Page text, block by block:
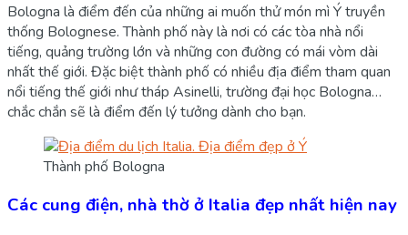
Bologna là điểm đến của những ai muốn thử món mì Ý truyền
thống Bolognese. Thành phố này là nơi có các tòa nhà nổi
tiếng, quảng trường lớn và những con đường có mái vòm dài
nhất thế giới. Đặc biệt thành phố có nhiều địa điểm tham quan
nổi tiếng thế giới như tháp Asinelli, trường đại học Bologna…
chắc chắn sẽ là điểm đến lý tưởng dành cho bạn.
Thành phố Bologna
Các cung điện, nhà thờ ở Italia đẹp nhất hiện nay